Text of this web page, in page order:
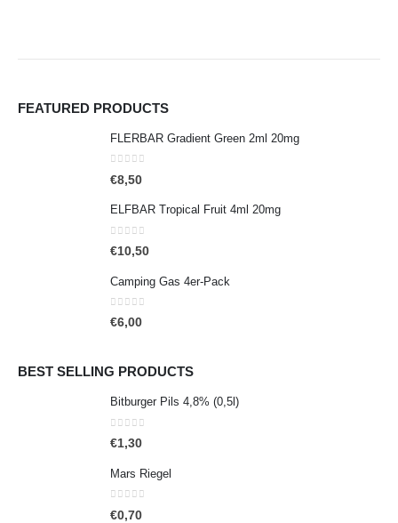
FEATURED PRODUCTS
FLERBAR Gradient Green 2ml 20mg
0out of 5
€8,50
ELFBAR Tropical Fruit 4ml 20mg
0 out of 5
€10,50
Camping Gas 4er-Pack
0out of 5
€6,00
BEST SELLING PRODUCTS
Bitburger Pils 4,8% (0,5l)
0 out of 5
€1,30
Mars Riegel
0 out of 5
€0,70